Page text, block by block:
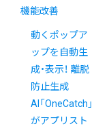
機能改善
動くポップア
ップを自動生
成・表示！ 離脱
防止生成
AI「OneCatch」
がアプリスト